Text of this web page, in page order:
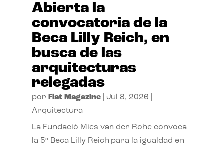
Abierta la
convocatoria de la
Beca Lilly Reich, en
busca de las
arquitecturas
relegadas
por Flat Magazine| Jul 8, 2026
Arquitectura
La Fundació Mies van der Rohe convoca
la 5ª Beca Lilly Reich para la igualdad en